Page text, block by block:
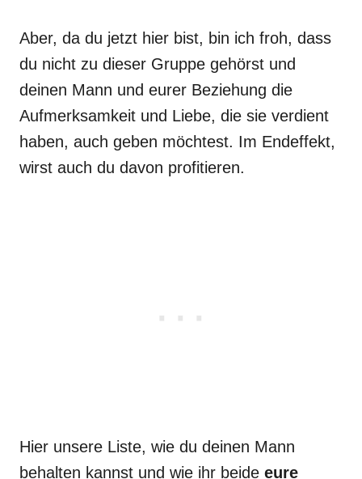
Aber, da du jetzt hier bist, bin ich froh, dass
du nicht zu dieser Gruppe gehörst und
deinen Mann und eurer Beziehung die
Aufmerksamkeit und Liebe, die sie verdient
haben, auch geben möchtest. Im Endeffekt,
wirst auch du davon profitieren.
Hier unsere Liste, wie du deinen Mann
behalten kannst und wie ihr beide eure